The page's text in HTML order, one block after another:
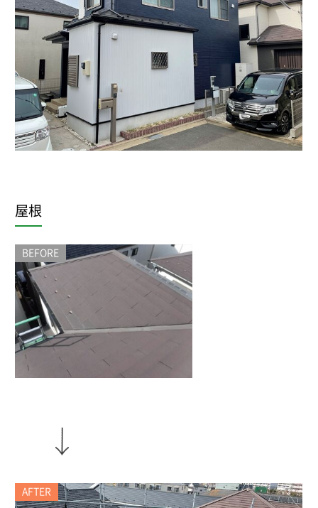
屋根
BEFORE
AFTER